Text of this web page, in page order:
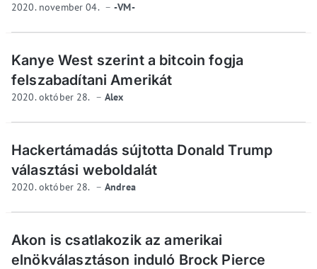
2020. november 04. -VM-
Kanye West szerint a bitcoin fogja
felszabadítani Amerikát
2020. október 28. Alex
Hackertámadás sújtotta Donald Trump
választási weboldalát
2020. október 28. Andrea
Akon is csatlakozik az amerikai
elnökválasztáson induló Brock Pierce